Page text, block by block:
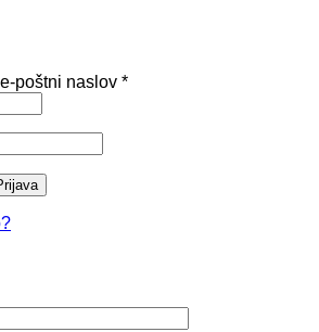
poštni naslov *Zahtevano